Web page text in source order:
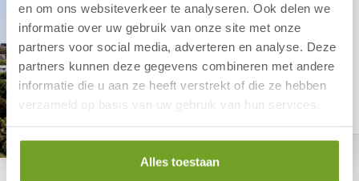
en om ons websiteverkeer te analyseren. Ook delen we
informatie over uw gebruik van onze site met onze
partners voor social media, adverteren en analyse. Deze
partners kunnen deze gegevens combineren met andere
informatie die u aan ze heeft verstrekt of die ze hebben
verzameld op basis van uw gebruik van hun services.
Alles toestaan